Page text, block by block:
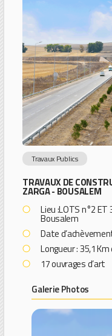
Travaux Publics
TRAVAUX DE
ZARGA - BOUSALEM
Lieu :LOTS n°2
Bousalem
Date
Longueur : 35,1
17 ouvrages d’art
Galerie Photos